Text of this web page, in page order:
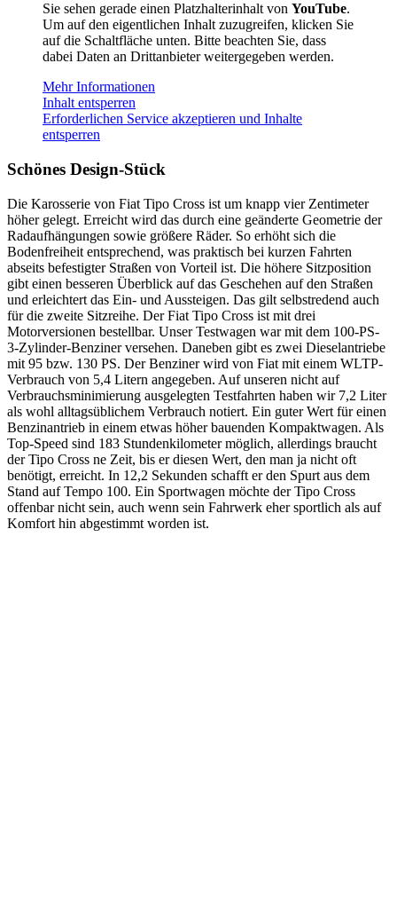
Sie sehen gerade einen Platzhalterinhalt von YouTube.
Um auf den eigentlichen Inhalt zuzugreifen, klicken Sie
auf die Schaltfläche unten. Bitte beachten Sie, dass
dabei Daten an Drittanbieter weitergegeben werden.
Mehr Informationen
Inhalt entsperren
Erforderlichen Service akzeptieren und Inhalte
entsperren
Schönes Design-Stück
Die Karosserie von Fiat Tipo Cross ist um knapp vier Zentimeter
höher gelegt. Erreicht wird das durch eine geänderte Geometrie der
Radaufhängungen sowie größere Räder. So erhöht sich die
Bodenfreiheit entsprechend, was praktisch bei kurzen Fahrten
abseits befestigter Straßen von Vorteil ist. Die höhere Sitzposition
gibt einen besseren Überblick auf das Geschehen auf den Straßen
und erleichtert das Ein- und Aussteigen. Das gilt selbstredend auch
für die zweite Sitzreihe. Der Fiat Tipo Cross ist mit drei
Motorversionen bestellbar. Unser Testwagen war mit dem 100-PS-
3-Zylinder-Benziner versehen. Daneben gibt es zwei Dieselantriebe
mit 95 bzw. 130 PS. Der Benziner wird von Fiat mit einem WLTP-
Verbrauch von 5,4 Litern angegeben. Auf unseren nicht auf
Verbrauchsminimierung ausgelegten Testfahrten haben wir 7,2 Liter
als wohl alltagsüblichem Verbrauch notiert. Ein guter Wert für einen
Benzinantrieb in einem etwas höher bauenden Kompaktwagen. Als
Top-Speed sind 183 Stundenkilometer möglich, allerdings braucht
der Tipo Cross ne Zeit, bis er diesen Wert, den man ja nicht oft
benötigt, erreicht. In 12,2 Sekunden schafft er den Spurt aus dem
Stand auf Tempo 100. Ein Sportwagen möchte der Tipo Cross
offenbar nicht sein, auch wenn sein Fahrwerk eher sportlich als auf
Komfort hin abgestimmt worden ist.